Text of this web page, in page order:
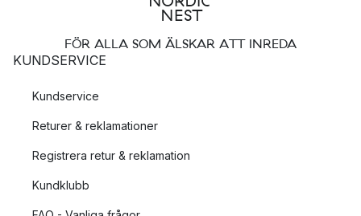
FÖR ALLA SOM ÄLSKAR ATT INREDA
KUNDSERVICE
Kundservice
Returer & reklamationer
Registrera retur & reklamation
Kundklubb